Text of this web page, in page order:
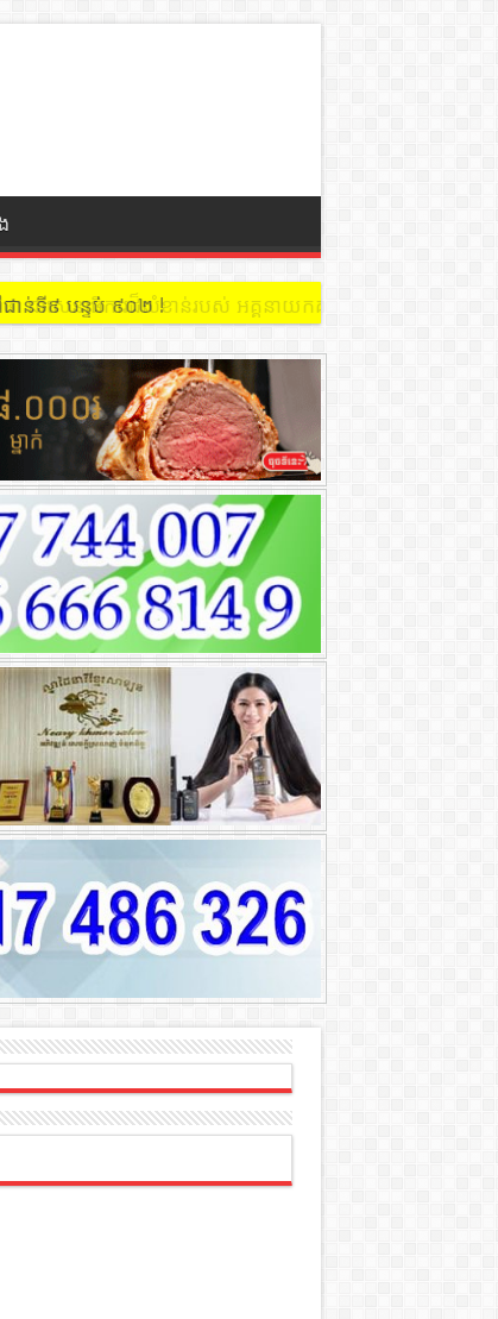
ាន់ទី៩ បន្ទប់ ៩០២ !